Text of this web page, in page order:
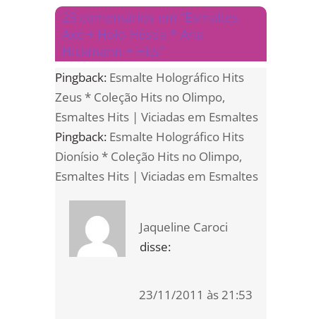
23 comentários em “Esmaltes
Axé + Holo Héstia * Ana
Hickmann + Hits”
Pingback: Esmalte Holográfico Hits
Zeus * Coleção Hits no Olimpo,
Esmaltes Hits | Viciadas em Esmaltes
Pingback: Esmalte Holográfico Hits
Dionísio * Coleção Hits no Olimpo,
Esmaltes Hits | Viciadas em Esmaltes
Jaqueline Caroci
disse:
23/11/2011 às 21:53